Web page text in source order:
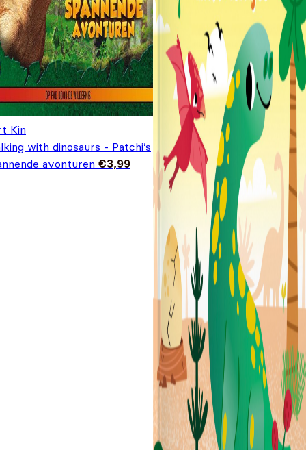
Kin
with dinosaurs - Patchi’s
avonturen €3,99